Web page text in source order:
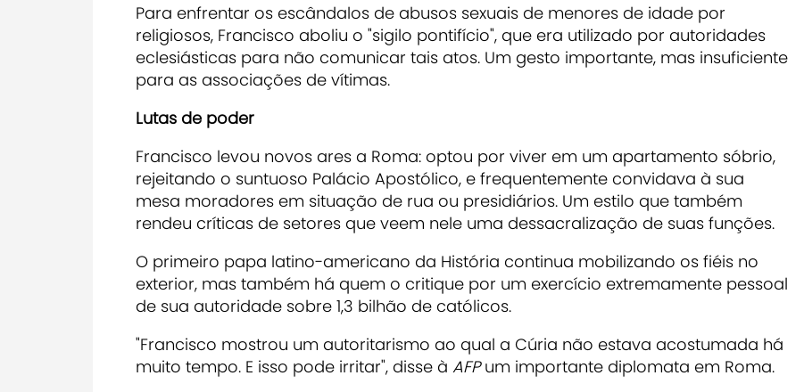
Para enfrentar os escândalos de abusos sexuais de menores de idade por
religiosos, Francisco aboliu o "sigilo pontifício", que era utilizado por autoridades
eclesiásticas para não comunicar tais atos. Um gesto importante, mas insuficiente
para as associações de vítimas.
Lutas de poder
Francisco levou novos ares a Roma: optou por viver em um apartamento sóbrio,
rejeitando o suntuoso Palácio Apostólico, e frequentemente convidava à sua
mesa moradores em situação de rua ou presidiários. Um estilo que também
rendeu críticas de setores que veem nele uma dessacralização de suas funções.
O primeiro papa latino-americano da História continua mobilizando os fiéis no
exterior, mas também há quem o critique por um exercício extremamente pessoal
de sua autoridade sobre 1,3 bilhão de católicos.
"Francisco mostrou um autoritarismo ao qual a Cúria não estava acostumada há
muito tempo. E isso pode irritar", disse à AFPum importante diplomata em Roma.